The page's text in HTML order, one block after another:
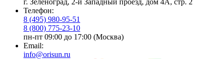
Телефон:
8 (495) 980-95-51
8 (800) 775-23-10
пн-пт 09:00 до 17:00 (Москва)
Email:
info@orisun.ru